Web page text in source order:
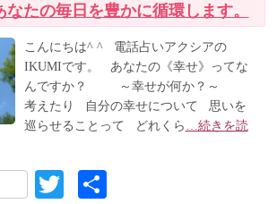
たの毎日を豊かに循環します。
こんにちは^ ^ 電話占いアクシアの
IKUMIです。 あなたの《幸せ》ってな
んですか？ ～幸せが何か？～
考えたり 自分の幸せについて 思いを
巡らせることって どれくら …続きを読
Twitter